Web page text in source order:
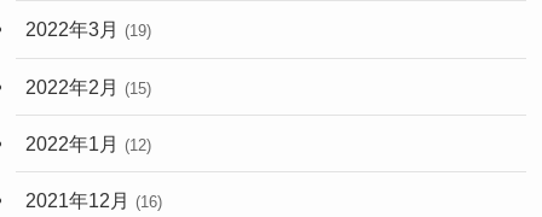
2022年3月 (19)
2022年2月 (15)
2022年1月 (12)
2021年12月 (16)